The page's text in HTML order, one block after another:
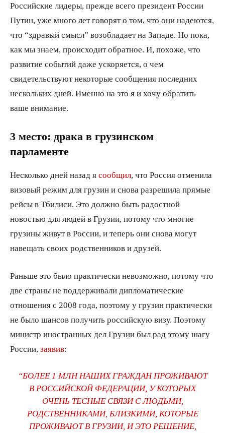
Российские лидеры, прежде всего президент России
Путин, уже много лет говорят о том, что они надеются,
что “здравый смысл” возобладает на Западе. Но пока,
как мы знаем, происходит обратное. И, похоже, что
развитие событий даже ускоряется, о чем
свидетельствуют некоторые сообщения последних
нескольких дней. Именно на это я и хочу обратить
ваше внимание.
3 место: драка в грузинском
парламенте
Несколько дней назад я сообщил , что Россия отменила
визовый режим для грузин и снова разрешила прямые
рейсы в Тбилиси. Это должно быть радостной
новостью для людей в Грузии, потому что многие
грузины живут в России, и теперь они снова могут
навещать своих родственников и друзей.
Раньше это было практически невозможно, потому что
две страны не поддерживали дипломатические
отношения с 2008 года, поэтому у грузин практически
не было шансов получить российскую визу. Поэтому
министр иностранных дел Грузии был рад этому шагу
России, заявив:
“БОЛЕЕ 1 МЛН НАШИХ ГРАЖДАН ПРОЖИВАЮТ
В РОССИЙСКОЙ ФЕДЕРАЦИИ, У КОТОРЫХ
ОЧЕНЬ ТЕСНЫЕ СВЯЗИ С ЛЮДЬМИ,
РОДСТВЕННИКАМИ, БЛИЗКИМИ, КОТОРЫЕ
ПРОЖИВАЮТ В ГРУЗИИ, И ЭТО РЕШЕНИЕ,